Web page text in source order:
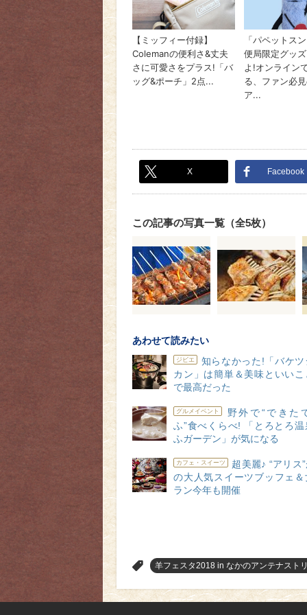
X Facebook
この記事の写真一覧（全5枚）
あわせて読みたい
ジビエ
知らなかった!「バケ
カン」は簡単＆美味といい
で最高だった
グルメイベント
野外で“できた
ふ”食べくらべ! 「とろとろ
ふガーデン」が気になる
カフェ・スイーツ
超美麗♪ “アリス
の大人気スイーツブッフェ＆
ラン今年も開催
羊フェスタ2018 in なかのアンテナスト